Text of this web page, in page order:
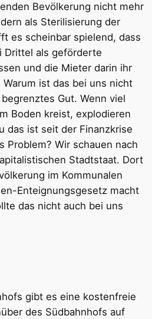
Bevölkerung nicht mehr
als Sterilisierung der
es scheinbar spielend, dass
Drittel als geförderte
und die Mieter darin ihr
ist das bei uns nicht
Gut. Wenn viel
Boden kreist, explodieren
das ist seit der Finanzkrise
Problem? Wir schauen nach
Stadtstaat. Dort
im Kommunalen
Enteignungsgesetz macht
das nicht auch bei uns
gibt es eine kostenfreie
des Südbahnhofs auf